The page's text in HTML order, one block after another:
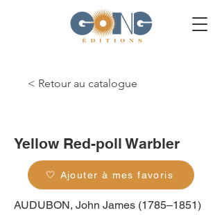
< Retour au catalogue
Yellow Red-poll Warbler
🤍 Ajouter à mes favoris
AUDUBON, John James (1785–1851)